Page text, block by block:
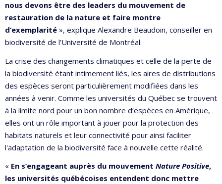
nous devons être des leaders du mouvement de
restauration de la nature et faire montre
d’exemplarité », explique Alexandre Beaudoin, conseiller en
biodiversité de l’Université de Montréal.
La crise des changements climatiques et celle de la perte de
la biodiversité étant intimement liés, les aires de distributions
des espèces seront particulièrement modifiées dans les
années à venir. Comme les universités du Québec se trouvent
à la limite nord pour un bon nombre d’espèces en Amérique,
elles ont un rôle important à jouer pour la protection des
habitats naturels et leur connectivité pour ainsi faciliter
l'adaptation de la biodiversité face à nouvelle cette réalité.
« En s’engageant auprès du mouvement Nature Positive,
les universités québécoises entendent donc mettre